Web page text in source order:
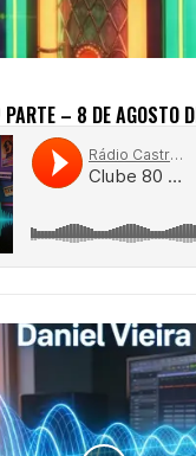
– 8 DE AGOSTO